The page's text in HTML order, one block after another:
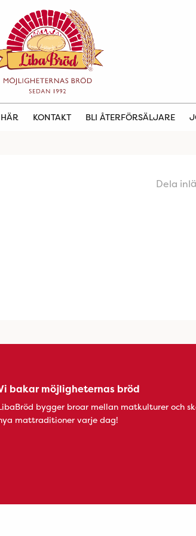
KONTAKT BLI ÅTERFÖRSÄLJARE
Dela
bakar möjligheternas bröd
bygger broar mellan matkulturer och
mattraditioner varje dag!